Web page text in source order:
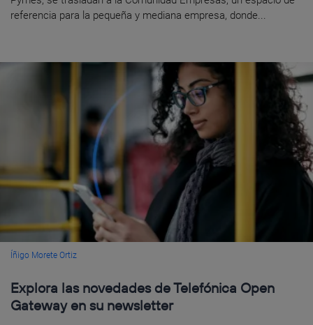
referencia para la pequeña y mediana empresa, donde...
Íñigo Morete Ortiz
Explora las novedades de Telefónica Open
Gateway en su newsletter